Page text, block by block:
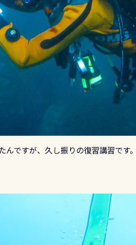
んですが、久し振りの復習講習です